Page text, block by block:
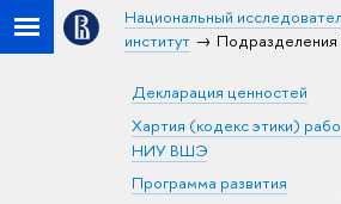
Национальный
институт
Подразделения
Декларация ценностей
Хартия (кодекс этики)
НИУ ВШЭ
Программа развития